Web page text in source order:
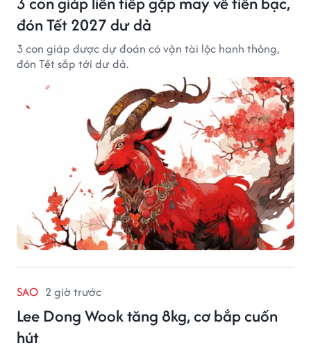
đón Tết 2027 dư dả
3 con giáp được dự đoán có vận tài lộc hanh thông,
đón Tết sắp tới dư dả.
SAO 2 giờ trước
Lee Dong Wook tăng 8kg, cơ bắp cuốn
hút